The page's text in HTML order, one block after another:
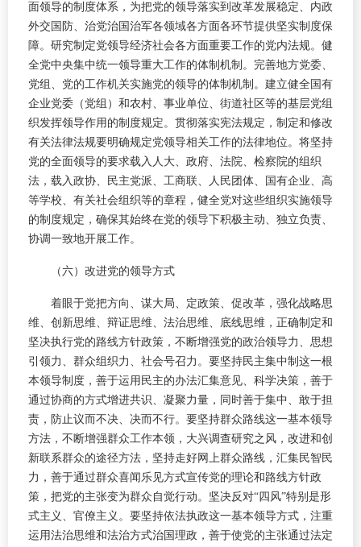
面领导的制度体系，为把党的领导落实到改革发展稳定、内政
外交国防、治党治国治军各领域各方面各环节提供坚实制度保
障。研究制定党领导经济社会各方面重要工作的党内法规。健
全党中央集中统一领导重大工作的体制机制。完善地方党委、
党组、党的工作机关实施党的领导的体制机制。建立健全国有
企业党委（党组）和农村、事业单位、街道社区等的基层党组
织发挥领导作用的制度规定。贯彻落实宪法规定，制定和修改
有关法律法规要明确规定党领导相关工作的法律地位。将坚持
党的全面领导的要求载入人大、政府、法院、检察院的组织
法，载入政协、民主党派、工商联、人民团体、国有企业、高
等学校、有关社会组织等的章程，健全党对这些组织实施领导
的制度规定，确保其始终在党的领导下积极主动、独立负责、
协调一致地开展工作。
（六）改进党的领导方式
着眼于党把方向、谋大局、定政策、促改革，强化战略思
维、创新思维、辩证思维、法治思维、底线思维，正确制定和
坚决执行党的路线方针政策，不断增强党的政治领导力、思想
引领力、群众组织力、社会号召力。要坚持民主集中制这一根
本领导制度，善于运用民主的办法汇集意见、科学决策，善于
通过协商的方式增进共识、凝聚力量，同时善于集中、敢于担
责，防止议而不决、决而不行。要坚持群众路线这一基本领导
方法，不断增强群众工作本领，大兴调查研究之风，改进和创
新联系群众的途径方法，坚持走好网上群众路线，汇集民智民
力，善于通过群众喜闻乐见方式宣传党的理论和路线方针政
策，把党的主张变为群众自觉行动。坚决反对“四风”特别是形
式主义、官僚主义。要坚持依法执政这一基本领导方式，注重
运用法治思维和法治方式治国理政，善于使党的主张通过法定